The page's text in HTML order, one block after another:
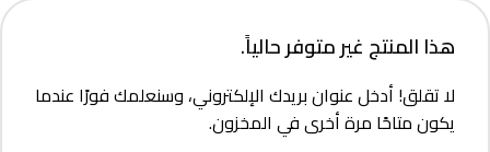
هذا المنتج غير متوفر حالياً.
لا تقلق! أدخل عنوان بريدك الإلكتروني، وسنعلمك فورًا عندما
يكون متاحًا مرة أخرى في المخزون.